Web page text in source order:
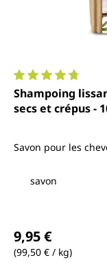
Note moyenne
Shampoing lissant à l'huile de coco pour
secs et crépus -
Savon pour les
savon
9,95 €
(99,50 € / kg)